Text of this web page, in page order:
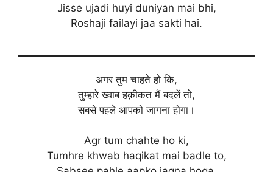
Jisse ujadi huyi duniyan mai bhi,
Roshaji failayi jaa sakti hai.
अगर तुम चाहते हो कि,
तुम्हारे ख्वाब हक़ीकत मैं बदलें तो,
सबसे पहले आपको जागना होगा।
Agr tum chahte ho ki,
Tumhre khwab haqikat mai badle to,